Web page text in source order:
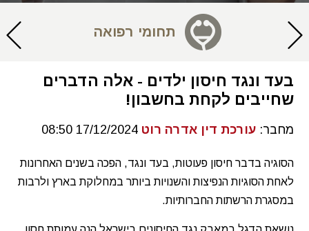
תחומי רפואה
בעד ונגד חיסון ילדים - אלה הדברים
שחייבים לקחת בחשבון!
מחבר:עורכת דין אדרה רוט 17/12/2024 08:50
הסוגיה בדבר חיסון פעוטות, בעד ונגד, הפכה בשנים האחרונות
לאחת הסוגיות הנפיצות והשנויות ביותר במחלוקת בארץ ולרבות
במסגרת הרשתות החברותיות.